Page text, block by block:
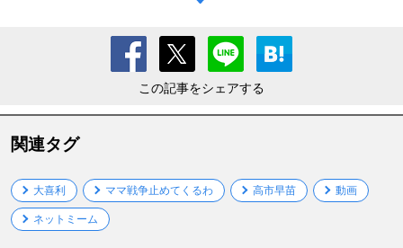
この記事をシェアする
関連タグ
大喜利 ママ戦争止めてくるわ 高市早苗 動画
ネットミーム